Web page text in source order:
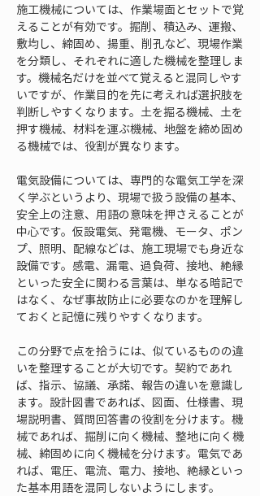
施工機械については、作業場面とセットで覚
えることが有効です。掘削、積込み、運搬、
敷均し、締固め、揚重、削孔など、現場作業
を分類し、それぞれに適した機械を整理しま
す。機械名だけを並べて覚えると混同しやす
いですが、作業目的を先に考えれば選択肢を
判断しやすくなります。土を掘る機械、土を
押す機械、材料を運ぶ機械、地盤を締め固め
る機械では、役割が異なります。
電気設備については、専門的な電気工学を深
く学ぶというより、現場で扱う設備の基本、
安全上の注意、用語の意味を押さえることが
中心です。仮設電気、発電機、モータ、ポン
プ、照明、配線などは、施工現場でも身近な
設備です。感電、漏電、過負荷、接地、絶縁
といった安全に関わる言葉は、単なる暗記で
はなく、なぜ事故防止に必要なのかを理解し
ておくと記憶に残りやすくなります。
この分野で点を拾うには、似ているものの違
いを整理することが大切です。契約であれ
ば、指示、協議、承諾、報告の違いを意識し
ます。設計図書であれば、図面、仕様書、現
場説明書、質問回答書の役割を分けます。機
械であれば、掘削に向く機械、整地に向く機
械、締固めに向く機械を分けます。電気であ
れば、電圧、電流、電力、接地、絶縁といっ
た基本用語を混同しないようにします。